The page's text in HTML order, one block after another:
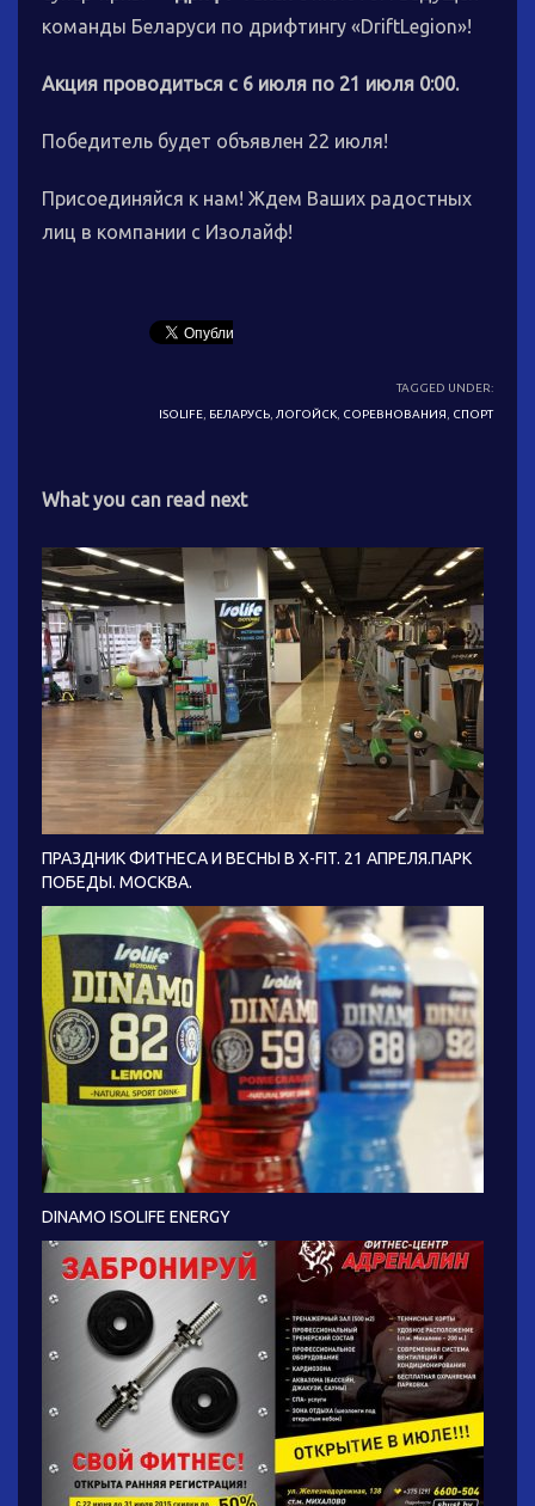
команды Беларуси по дрифтингу «DriftLegion»!
Акция проводиться с 6 июля по 21 июля 0:00.
Победитель будет объявлен 22 июля!
Присоединяйся к нам! Ждем Ваших радостных
лиц в компании с Изолайф!
TAGGED UNDER:
ISOLIFE БЕЛАРУСЬ ЛОГОЙСК СОРЕВНОВАНИЯ СПОРТ
What you can read next
ПРАЗДНИК ФИТНЕСА И ВЕСНЫ В X-FIT. 21 АПРЕЛЯ.ПАРК
ПОБЕДЫ. МОСКВА.
DINAMO ISOLIFE ENERGY